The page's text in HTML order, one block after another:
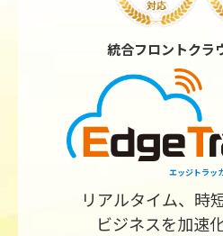
統合フロントクラ
エッジトラッ
リアルタイム、時
ビジネスを加速